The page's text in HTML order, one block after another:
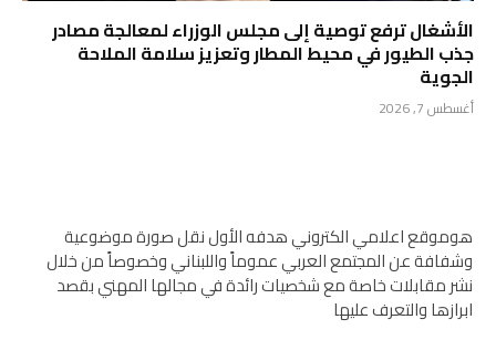
الأشغال ترفع توصية إلى مجلس الوزراء لمعالجة مصادر
جذب الطيور في محيط المطار وتعزيز سلامة الملاحة
الجوية
أغسطس 7, 2026
هوموقع اعلامي الكتروني هدفه الأول نقل صورة موضوعية
وشفافة عن المجتمع العربي عموماً واللبناني وخصوصاً من خلال
نشر مقابلات خاصة مع شخصيات رائدة في مجالها المهني بقصد
ابرازها والتعرف عليها